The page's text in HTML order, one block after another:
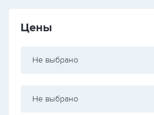
Цены
Не выбрано
Не выбрано